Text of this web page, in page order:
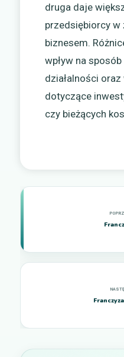
druga daje
przedsiębiorcy w
biznesem.
wpływ na
działalności
dotyczące
czy bieżących